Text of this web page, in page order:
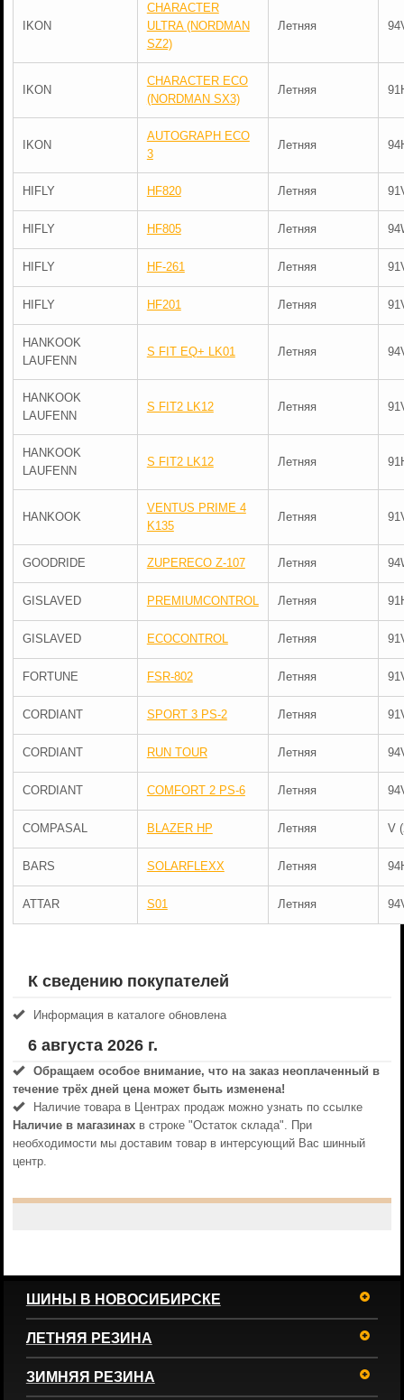
IKON
CHARACTER
ULTRA (NORDMAN
SZ2)
Летняя
IKON
CHARACTER ECO
(NORDMAN SX3)
Летняя
IKON
AUTOGRAPH ECO
3
Летняя
HIFLY HF820 Летняя
HIFLY HF805 Летняя
HIFLY HF-261 Летняя
HIFLY HF201 Летняя
HANKOOK
LAUFENN
S FIT EQ+ LK01 Летняя
HANKOOK
LAUFENN
S FIT2 LK12 Летняя
HANKOOK
LAUFENN
S FIT2 LK12 Летняя
HANKOOK
VENTUS PRIME 4
K135
Летняя
GOODRIDE ZUPERECO Z-107 Летняя
GISLAVED PREMIUMCONTROL Летняя
GISLAVED ECOCONTROL Летняя
FORTUNE FSR-802 Летняя
CORDIANT SPORT 3 PS-2 Летняя
CORDIANT RUN TOUR Летняя
CORDIANT COMFORT 2 PS-6 Летняя
COMPASAL BLAZER HP Летняя V
BARS SOLARFLEXX Летняя
ATTAR S01 Летняя
К сведению покупателей
Информация в каталоге обновлена
6 августа 2026 г.
Обращаем особое внимание, что на заказ неоплаченный в
течениe трёх дней цена может быть изменена!
Наличие товара в Центрах продаж можно узнать по ссылке
Наличие в магазинахв строке "Остаток склада". При
необходимости мы доставим товар в интерсующий Вас шинный
центр.
ШИНЫ В НОВОСИБИРСКЕ
ЛЕТНЯЯ РЕЗИНА
ЗИМНЯЯ РЕЗИНА